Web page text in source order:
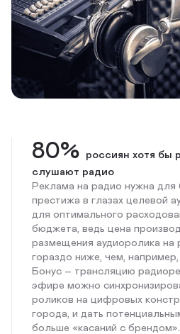
80% россиян хотя бы
слушают радио
Реклама на радио нужна для
престижа в глазах целевой
для оптимального
бюджета, ведь цена
размещения аудиоролика на
гораздо ниже, чем,
Бонус – трансляцию
эфире можно
роликов на цифровых
города, и дать
больше «касаний с брендом».